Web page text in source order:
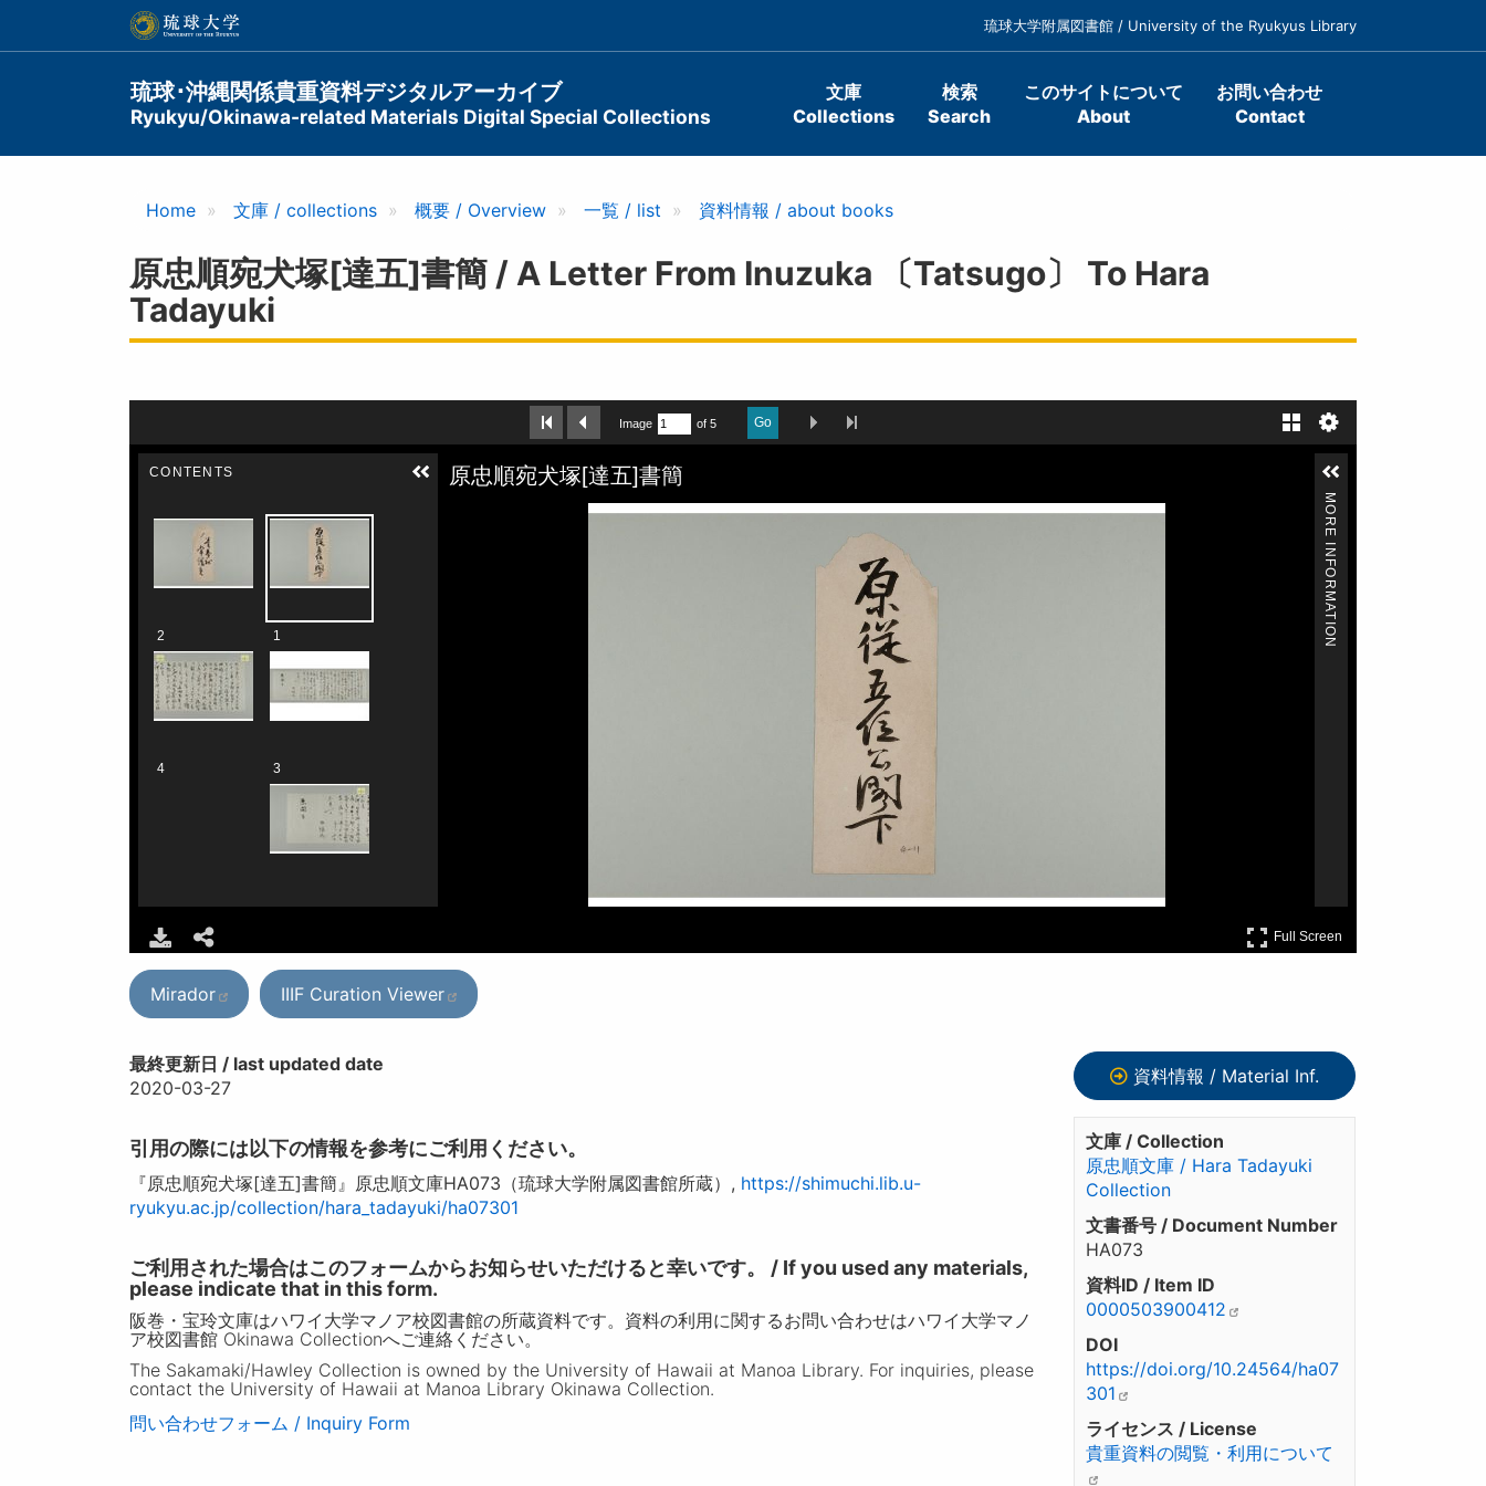
ン
琉球大学附属図書館 / University of the Ryukyus Library
琉球･沖縄関係貴重資料デジタルアーカイブ
Ryukyu/Okinawa-related Materials Digital Special Collections
Main
navigation
文庫
Collections
検索
Search
このサイトについて
About
お問い合わせ
Contact
Home 文庫 / collections 概要 / Overview 一覧 / list 資料情報 / about books
原忠順宛犬塚[達五]書簡 / A Letter From Inuzuka 〔Tatsugo〕 To Hara
Tadayuki
Mirador IIIF Curation Viewer
最終更新日 / last updated date
2020-03-27
引用の際には以下の情報を参考にご利用ください。
『原忠順宛犬塚[達五]書簡』原忠順文庫HA073（琉球大学附属図書館所蔵）, https://shimuchi.lib.u-
ryukyu.ac.jp/collection/hara_tadayuki/ha07301
ご利用された場合はこのフォームからお知らせいただけると幸いです。 / If you used any materials,
please indicate that in this form.
阪巻・宝玲文庫はハワイ大学マノア校図書館の所蔵資料です。資料の利用に関するお問い合わせはハワイ大学マノ
ア校図書館 Okinawa Collectionへご連絡ください。
The Sakamaki/Hawley Collection is owned by the University of Hawaii at Manoa Library. For inquiries, please
contact the University of Hawaii at Manoa Library Okinawa Collection.
問い合わせフォーム / Inquiry Form
資料情報 / Material Inf.
文庫 / Collection
原忠順文庫 / Hara Tadayuki
Collection
文書番号 / Document Number
HA073
資料ID / Item ID
0000503900412
DOI
https://doi.org/10.24564/ha07
301
ライセンス / License
貴重資料の閲覧・利用について